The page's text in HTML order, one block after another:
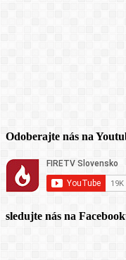
Odoberajte nás na
sledujte nás na